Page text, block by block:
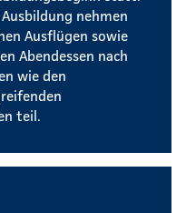
nehmen
Ausflügen sowie
Abendessen nach
wie den
teil.